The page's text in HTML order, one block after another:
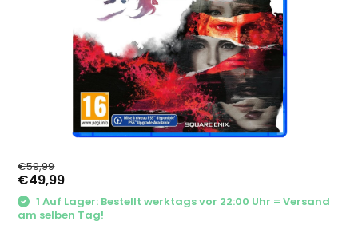
€59,99
€49,99
1 Auf Lager: Bestellt werktags vor 22:00 Uhr = Versand
am selben Tag!